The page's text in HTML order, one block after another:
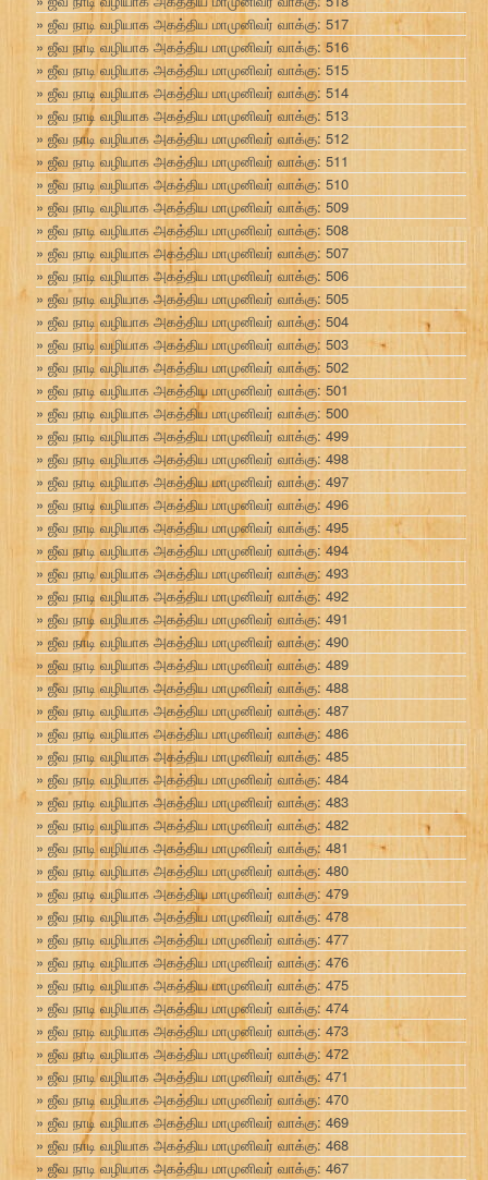
ஜீவ நாடி வழியாக அகத்திய மாமுனிவர் வாக்கு: 517
ஜீவ நாடி வழியாக அகத்திய மாமுனிவர் வாக்கு: 516
ஜீவ நாடி வழியாக அகத்திய மாமுனிவர் வாக்கு: 515
ஜீவ நாடி வழியாக அகத்திய மாமுனிவர் வாக்கு: 514
ஜீவ நாடி வழியாக அகத்திய மாமுனிவர் வாக்கு: 513
ஜீவ நாடி வழியாக அகத்திய மாமுனிவர் வாக்கு: 512
ஜீவ நாடி வழியாக அகத்திய மாமுனிவர் வாக்கு: 511
ஜீவ நாடி வழியாக அகத்திய மாமுனிவர் வாக்கு: 510
ஜீவ நாடி வழியாக அகத்திய மாமுனிவர் வாக்கு: 509
ஜீவ நாடி வழியாக அகத்திய மாமுனிவர் வாக்கு: 508
ஜீவ நாடி வழியாக அகத்திய மாமுனிவர் வாக்கு: 507
ஜீவ நாடி வழியாக அகத்திய மாமுனிவர் வாக்கு: 506
ஜீவ நாடி வழியாக அகத்திய மாமுனிவர் வாக்கு: 505
ஜீவ நாடி வழியாக அகத்திய மாமுனிவர் வாக்கு: 504
ஜீவ நாடி வழியாக அகத்திய மாமுனிவர் வாக்கு: 503
ஜீவ நாடி வழியாக அகத்திய மாமுனிவர் வாக்கு: 502
ஜீவ நாடி வழியாக அகத்திய மாமுனிவர் வாக்கு: 501
ஜீவ நாடி வழியாக அகத்திய மாமுனிவர் வாக்கு: 500
ஜீவ நாடி வழியாக அகத்திய மாமுனிவர் வாக்கு: 499
ஜீவ நாடி வழியாக அகத்திய மாமுனிவர் வாக்கு: 498
ஜீவ நாடி வழியாக அகத்திய மாமுனிவர் வாக்கு: 497
ஜீவ நாடி வழியாக அகத்திய மாமுனிவர் வாக்கு: 496
ஜீவ நாடி வழியாக அகத்திய மாமுனிவர் வாக்கு: 495
ஜீவ நாடி வழியாக அகத்திய மாமுனிவர் வாக்கு: 494
ஜீவ நாடி வழியாக அகத்திய மாமுனிவர் வாக்கு: 493
ஜீவ நாடி வழியாக அகத்திய மாமுனிவர் வாக்கு: 492
ஜீவ நாடி வழியாக அகத்திய மாமுனிவர் வாக்கு: 491
ஜீவ நாடி வழியாக அகத்திய மாமுனிவர் வாக்கு: 490
ஜீவ நாடி வழியாக அகத்திய மாமுனிவர் வாக்கு: 489
ஜீவ நாடி வழியாக அகத்திய மாமுனிவர் வாக்கு: 488
ஜீவ நாடி வழியாக அகத்திய மாமுனிவர் வாக்கு: 487
ஜீவ நாடி வழியாக அகத்திய மாமுனிவர் வாக்கு: 486
ஜீவ நாடி வழியாக அகத்திய மாமுனிவர் வாக்கு: 485
ஜீவ நாடி வழியாக அகத்திய மாமுனிவர் வாக்கு: 484
ஜீவ நாடி வழியாக அகத்திய மாமுனிவர் வாக்கு: 483
ஜீவ நாடி வழியாக அகத்திய மாமுனிவர் வாக்கு: 482
ஜீவ நாடி வழியாக அகத்திய மாமுனிவர் வாக்கு: 481
ஜீவ நாடி வழியாக அகத்திய மாமுனிவர் வாக்கு: 480
ஜீவ நாடி வழியாக அகத்திய மாமுனிவர் வாக்கு: 479
ஜீவ நாடி வழியாக அகத்திய மாமுனிவர் வாக்கு: 478
ஜீவ நாடி வழியாக அகத்திய மாமுனிவர் வாக்கு: 477
ஜீவ நாடி வழியாக அகத்திய மாமுனிவர் வாக்கு: 476
ஜீவ நாடி வழியாக அகத்திய மாமுனிவர் வாக்கு: 475
ஜீவ நாடி வழியாக அகத்திய மாமுனிவர் வாக்கு: 474
ஜீவ நாடி வழியாக அகத்திய மாமுனிவர் வாக்கு: 473
ஜீவ நாடி வழியாக அகத்திய மாமுனிவர் வாக்கு: 472
ஜீவ நாடி வழியாக அகத்திய மாமுனிவர் வாக்கு: 471
ஜீவ நாடி வழியாக அகத்திய மாமுனிவர் வாக்கு: 470
ஜீவ நாடி வழியாக அகத்திய மாமுனிவர் வாக்கு: 469
ஜீவ நாடி வழியாக அகத்திய மாமுனிவர் வாக்கு: 468
ஜீவ நாடி வழியாக அகத்திய மாமுனிவர் வாக்கு: 467